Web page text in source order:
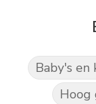
Baby's en
Hoog